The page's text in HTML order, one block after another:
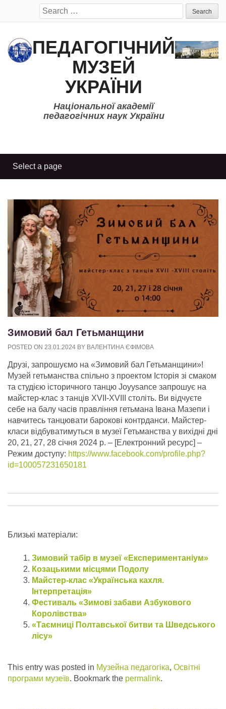
Search
for:
ПЕДАГОГІЧНИЙ
МУЗЕЙ
УКРАЇНИ
Національної академії
педагогічних наук України
Зимовий бал Гетьманщини
POSTED ON 23.01.2024 BY ВАЛЕНТИНА ЄФІМОВА
Друзі, запрошуємо на «Зимовий бал Гетьманщини»!
Музей гетьманства спільно з проектом Історія зі смаком
та студією історичного танцю Joyysance запрошує на
майстер-клас з танців XVII-XVIII століть. Ви відчуєте
себе на балу часів правління гетьмана Івана Мазепи і
навчитесь танцювати барокові контрданси. Майстер-
класи відбуватимуться в музеї Гетьманства у вихідні дні
20, 21, 27, 28 січня 2024 р. – [Електронний ресурс] –
Режим доступу: https://www.facebook.com/profile.php?
id=100057231650181
Близькі матеріали:
Зимовий табір в музеї «Експериментаніум»
Козацькими місцями Подолу
Майстер-клас «Українська кахля.
Інтерпретація»
Фестиваль «Зимові забави Азбукового
Королівства»
«Таємниці Полтавської битви та Шведського
лісу»
This entry was posted in Музейна педагогіка, Освітні
програми музеїв. Bookmark the permalink.